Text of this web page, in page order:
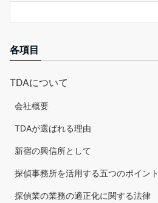
各項目
TDAについて
会社概要
TDAが選ばれる理由
新宿の興信所として
探偵事務所を活用する五つのポイント
探偵業の業務の適正化に関する法律